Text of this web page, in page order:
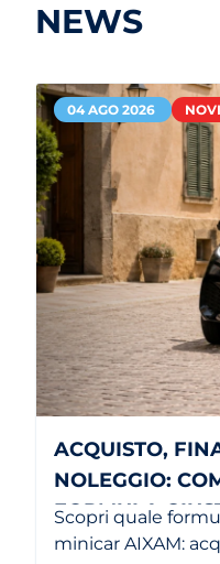
NEWS
04 AGO 2026
ACQUISTO,
NOLEGGIO:
FORMULA
MINICAR
Scopri quale
minicar AIXAM: